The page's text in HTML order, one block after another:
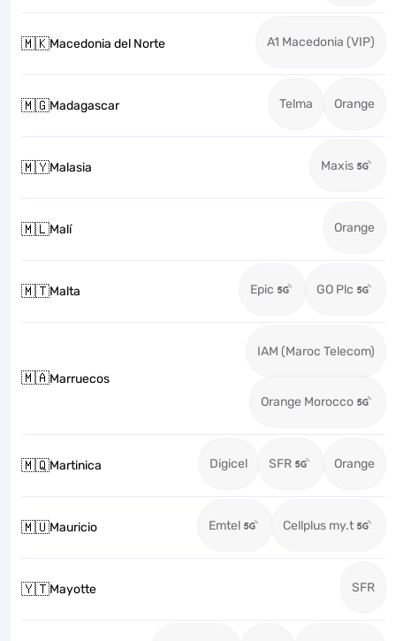
🇲🇰Macedonia del Norte A1 Macedonia (VIP)
🇲🇬Madagascar Telma Orange
🇲🇾Malasia Maxis
🇲🇱Malí Orange
🇲🇹Malta Epic GO Plc
🇲🇦Marruecos
IAM (Maroc Telecom)
Orange Morocco
🇲🇶Martinica Digicel SFR Orange
🇲🇺Mauricio Emtel Cellplus my.t
🇾🇹Mayotte SFR